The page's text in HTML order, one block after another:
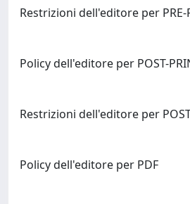
Restrizioni dell'editore per PRE-
Policy dell'editore per POST-
Restrizioni dell'editore per
Policy dell'editore per PDF